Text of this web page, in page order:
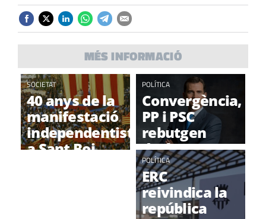
MÉS INFORMACIÓ
SOCIETAT
40 anys de la
manifestació
independentista
a Sant Boi,
POLÍTICA
Convergència,
PP i PSC
rebutgen
declarar
persona non
grata a Felip
VI
POLÍTICA
ERC
reivindica la
república